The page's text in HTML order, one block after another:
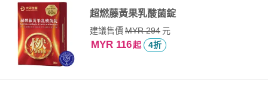
超燃藤黃果乳酸菌錠
建議售價MYR 294元
MYR 116起 4折